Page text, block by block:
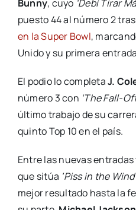
Bunny, cuyo ‘Debí Tirar
puesto 44 al número 2
en la Super Bowl,
Unido y su primera
El podio lo completaJ.
número 3 con ‘The Fall-
último trabajo de su
quinto Top 10 en el país.
Entre las nuevas
que sitúa ‘Piss in the
mejor resultado hasta la